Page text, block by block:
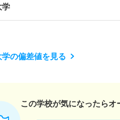
学
の偏差値を見る
この学校が気になったらオ